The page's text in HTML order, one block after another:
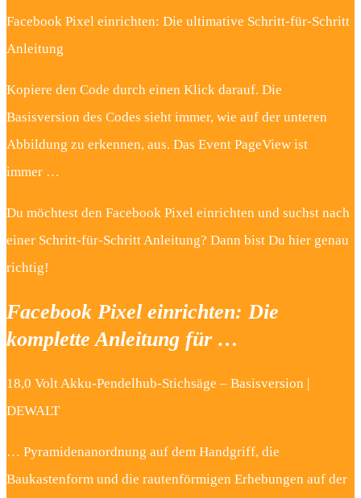
Facebook Pixel einrichten: Die ultimative Schritt-für-Schritt
Anleitung
Kopiere den Code durch einen Klick darauf. Die
Basisversion des Codes sieht immer, wie auf der unteren
Abbildung zu erkennen, aus. Das Event PageView ist
immer …
Du möchtest den Facebook Pixel einrichten und suchst nach
einer Schritt-für-Schritt Anleitung? Dann bist Du hier genau
richtig!
Facebook Pixel einrichten: Die
komplette Anleitung für …
18,0 Volt Akku-Pendelhub-Stichsäge – Basisversion |
DEWALT
… Pyramidenanordnung auf dem Handgriff, die
Baukastenform und die rautenförmigen Erhebungen auf der